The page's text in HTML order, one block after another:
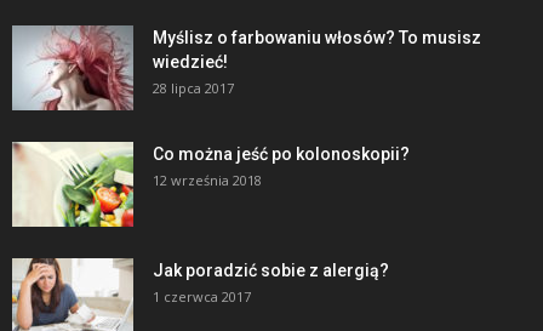
Myślisz o farbowaniu włosów? To musisz
wiedzieć!
28 lipca 2017
Co można jeść po kolonoskopii?
12 września 2018
Jak poradzić sobie z alergią?
1 czerwca 2017